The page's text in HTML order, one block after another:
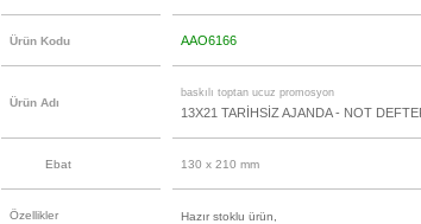
Ürün Kodu AAO6166
Ürün Adı
baskılı toptan ucuz promosyon
13X21 TARİHSİZ AJANDA - NOT
Ebat 130 x 210 mm
Özellikler
Hazır stoklu ürün,